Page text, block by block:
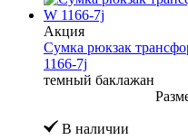
Акция
Сумка рюкзак
1166-7j
темный баклажан
В наличии